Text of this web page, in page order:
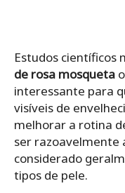
Estudos científicos
de rosa mosqueta
interessante para
visíveis de
melhorar a rotina
ser razoavelmente
considerado
tipos de pele.